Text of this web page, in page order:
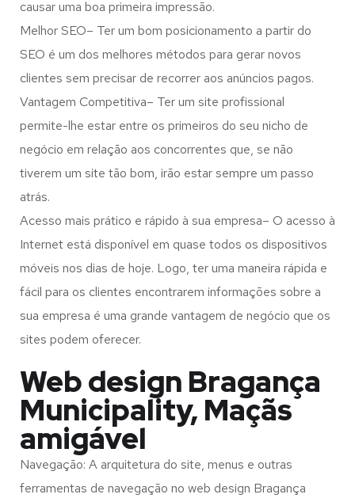
causar uma boa primeira impressão.
Melhor SEO– Ter um bom posicionamento a partir do
SEO é um dos melhores métodos para gerar novos
clientes sem precisar de recorrer aos anúncios pagos.
Vantagem Competitiva– Ter um site profissional
permite-lhe estar entre os primeiros do seu nicho de
negócio em relação aos concorrentes que, se não
tiverem um site tão bom, irão estar sempre um passo
atrás.
Acesso mais prático e rápido à sua empresa– O acesso à
Internet está disponível em quase todos os dispositivos
móveis nos dias de hoje. Logo, ter uma maneira rápida e
fácil para os clientes encontrarem informações sobre a
sua empresa é uma grande vantagem de negócio que os
sites podem oferecer.
Web design Bragança
Municipality, Maçãs
amigável
Navegação: A arquitetura do site, menus e outras
ferramentas de navegação no web design Bragança